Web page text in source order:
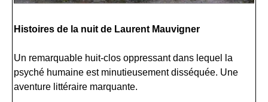
Histoires de la nuit de Laurent Mauvigner
Un remarquable huit-clos oppressant dans lequel la
psyché humaine est minutieusement disséquée. Une
aventure littéraire marquante.